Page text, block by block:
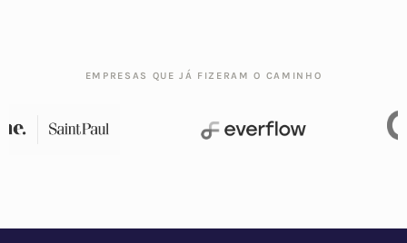
EMPRESAS QUE JÁ FIZERAM O CAMINHO